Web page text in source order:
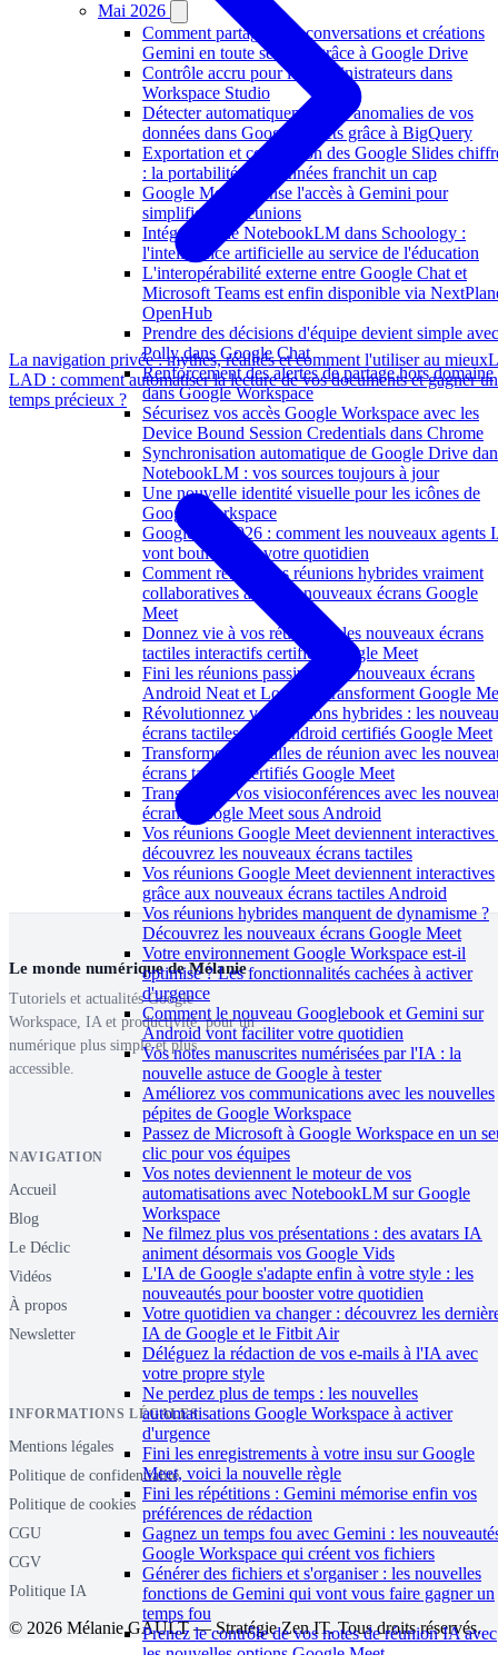
Mai 2026
Comment partager vos conversations et créations
Gemini en toute sécurité grâce à Google Drive
Contrôle accru pour les administrateurs dans
Workspace Studio
Détecter automatiquement les anomalies de vos
données dans Google Sheets grâce à BigQuery
Exportation et conversion des Google Slides
: la portabilité des données franchit un cap
Google Meet repense l'accès à Gemini pour
simplifier vos réunions
Intégration de NotebookLM dans Schoology :
l'intelligence artificielle au service de l'éducation
L'interopérabilité externe entre Google Chat et
Microsoft Teams est enfin disponible via
OpenHub
Prendre des décisions d'équipe devient simple avec
Polly dans Google Chat
Renforcement des alertes de partage hors domaine
dans Google Workspace
Sécurisez vos accès Google Workspace avec les
Device Bound Session Credentials dans Chrome
Synchronisation automatique de Google Drive
NotebookLM : vos sources toujours à jour
Une nouvelle identité visuelle pour les icônes de
Google Workspace
Google I/O 2026 : comment les nouveaux agents
vont bouleverser votre quotidien
Comment rendre vos réunions hybrides vraiment
collaboratives avec les nouveaux écrans Google
Meet
Donnez vie à vos réunions : les nouveaux écrans
tactiles interactifs certifiés Google Meet
Fini les réunions passives : les nouveaux écrans
Android Neat et Logitech transforment Google
Révolutionnez vos réunions hybrides : les
écrans tactiles sous Android certifiés Google Meet
Transformez vos salles de réunion avec les
écrans tactiles certifiés Google Meet
Transformez vos visioconférences avec les
écrans Google Meet sous Android
Vos réunions Google Meet deviennent interactives
découvrez les nouveaux écrans tactiles
Vos réunions Google Meet deviennent interactives
grâce aux nouveaux écrans tactiles Android
Vos réunions hybrides manquent de dynamisme ?
Découvrez les nouveaux écrans Google Meet
Votre environnement Google Workspace est-il
optimisé ? Les fonctionnalités cachées à activer
d'urgence
Comment le nouveau Googlebook et Gemini sur
Android vont faciliter votre quotidien
Vos notes manuscrites numérisées par l'IA : la
nouvelle astuce de Google à tester
Améliorez vos communications avec les nouvelles
pépites de Google Workspace
Passez de Microsoft à Google Workspace en un
clic pour vos équipes
Vos notes deviennent le moteur de vos
automatisations avec NotebookLM sur Google
Workspace
Ne filmez plus vos présentations : des avatars IA
animent désormais vos Google Vids
L'IA de Google s'adapte enfin à votre style : les
nouveautés pour booster votre quotidien
Votre quotidien va changer : découvrez les
IA de Google et le Fitbit Air
Déléguez la rédaction de vos e-mails à l'IA avec
votre propre style
Ne perdez plus de temps : les nouvelles
automatisations Google Workspace à activer
d'urgence
Fini les enregistrements à votre insu sur Google
Meet, voici la nouvelle règle
Fini les répétitions : Gemini mémorise enfin vos
préférences de rédaction
Gagnez un temps fou avec Gemini : les
Google Workspace qui créent vos fichiers
Générer des fichiers et s'organiser : les nouvelles
fonctions de Gemini qui vont vous faire gagner un
temps fou
Prenez le contrôle de vos notes de réunion IA avec
La navigation privée : mythes, réalités et comment l'utiliser au mieux
LAD : comment automatiser la lecture de vos documents et gagner un
temps précieux ?
Le monde numérique de Mélanie
Tutoriels et actualités Google
Workspace, IA et productivité, pour un
numérique plus simple et plus
accessible.
NAVIGATION
Accueil
Blog
Le Déclic
Vidéos
À propos
Newsletter
INFORMATIONS LÉGALES
Mentions légales
Politique de confidentialité
Politique de cookies
CGU
CGV
Politique IA
© 2026 Mélanie GAULT — Stratégie Zen IT. Tous droits réservés.